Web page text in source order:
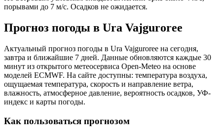
порывами до 7 м/с. Осадков не ожидается.
Прогноз погоды в Ura Vajguroreе
Актуальный прогноз погоды в Ura Vajguroreе на сегодня,
завтра и ближайшие 7 дней. Данные обновляются каждые 30
минут из открытого метеосервиса Open-Meteo на основе
моделей ECMWF. На сайте доступны: температура воздуха,
ощущаемая температура, скорость и направление ветра,
влажность, атмосферное давление, вероятность осадков, УФ-
индекс и карты погоды.
Как пользоваться прогнозом